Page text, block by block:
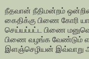
நீதவான் நீதிமன்றம்
கைதிக்கு பிணை கோரி
செய்யப்பட்ட பிணை
பிணை வழங்க வேண்டும்
இளஞ்செழியன் இவ்வாறு